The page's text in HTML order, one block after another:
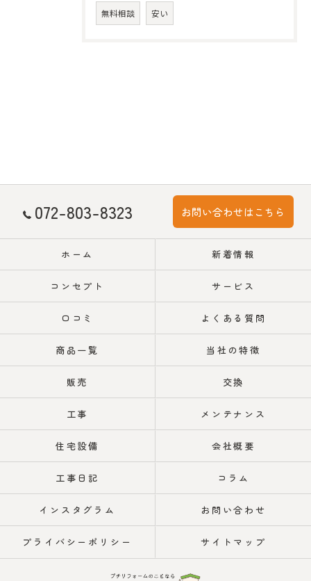
無料相談 安い
072-803-8323 お問い合わせはこちら
ホーム 新着情報
コンセプト サービス
口コミ よくある質問
商品一覧 当社の特徴
販売 交換
工事 メンテナンス
住宅設備 会社概要
工事日記 コラム
インスタグラム お問い合わせ
プライバシーポリシー サイトマップ